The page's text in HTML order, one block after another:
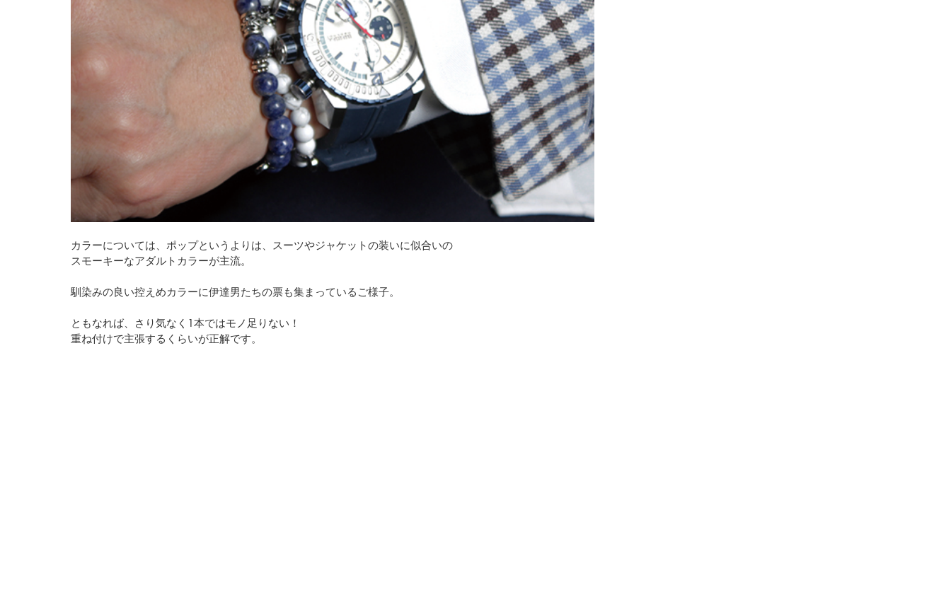
カラーについては、ポップというよりは、スーツやジャケットの装いに似合いの
スモーキーなアダルトカラーが主流。
馴染みの良い控えめカラーに伊達男たちの票も集まっているご様子。
ともなれば、さり気なく1本ではモノ足りない！
重ね付けで主張するくらいが正解です。